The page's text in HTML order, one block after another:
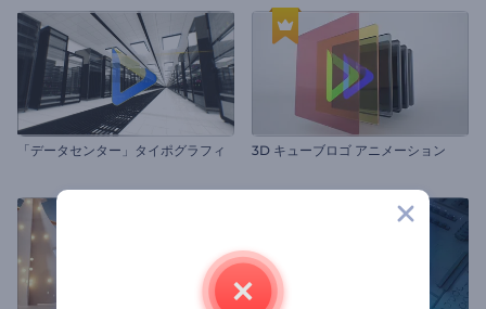
「データセンター」タイポグラフィ 3D キューブロゴ アニメーション